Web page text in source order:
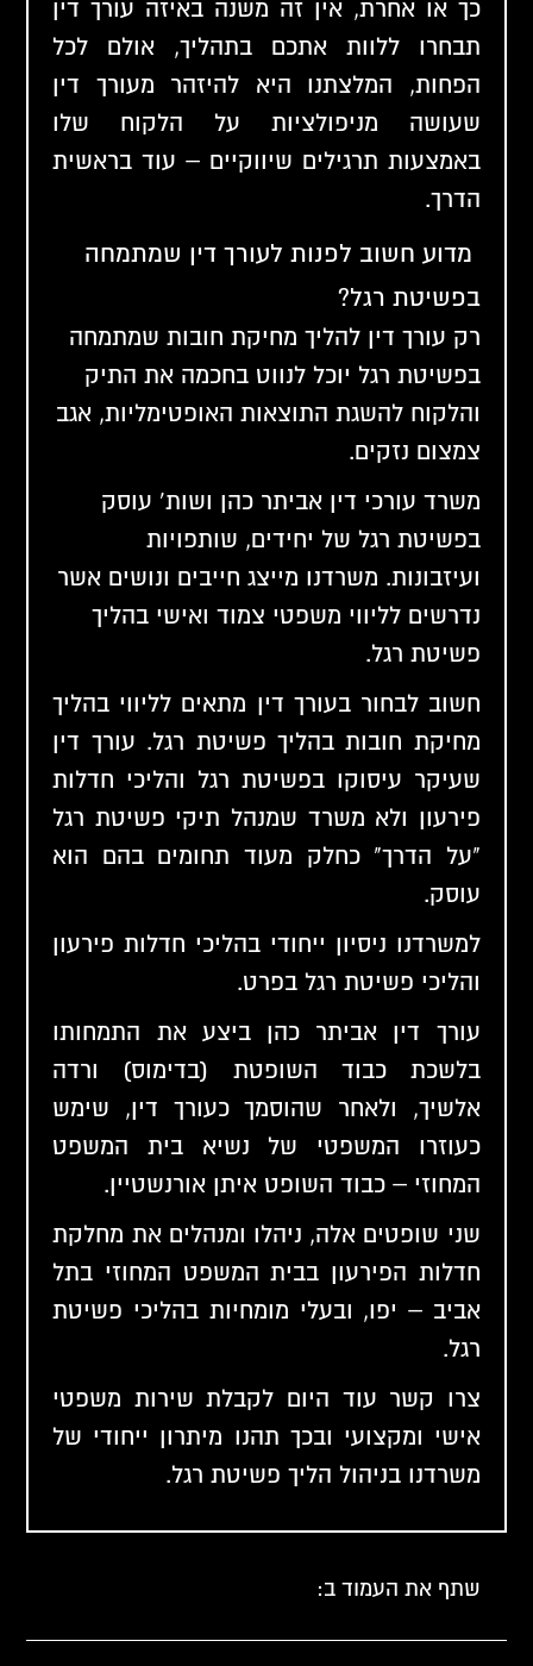
כך או אחרת, אין זה משנה באיזה עורך דין
תבחרו ללוות אתכם בתהליך, אולם לכל
הפחות, המלצתנו היא להיזהר מעורך דין
שעושה מניפולציות על הלקוח שלו
באמצעות תרגילים שיווקיים – עוד בראשית
הדרך.
מדוע חשוב לפנות לעורך דין שמתמחה
בפשיטת רגל?
רק עורך דין להליך מחיקת חובות שמתמחה
בפשיטת רגל יוכל לנווט בחכמה את התיק
והלקוח להשגת התוצאות האופטימליות, אגב
צמצום נזקים.
משרד עורכי דין אביתר כהן ושות' עוסק
בפשיטת רגל של יחידים, שותפויות
ועיזבונות. משרדנו מייצג חייבים ונושים אשר
נדרשים לליווי משפטי צמוד ואישי בהליך
פשיטת רגל.
חשוב לבחור בעורך דין מתאים לליווי בהליך
מחיקת חובות בהליך פשיטת רגל. עורך דין
שעיקר עיסוקו בפשיטת רגל והליכי חדלות
פירעון ולא משרד שמנהל תיקי פשיטת רגל
"על הדרך" כחלק מעוד תחומים בהם הוא
עוסק.
למשרדנו ניסיון ייחודי בהליכי חדלות פירעון
והליכי פשיטת רגל בפרט.
עורך דין אביתר כהן ביצע את התמחותו
בלשכת כבוד השופטת (בדימוס) ורדה
אלשיך, ולאחר שהוסמך כעורך דין, שימש
כעוזרו המשפטי של נשיא בית המשפט
המחוזי – כבוד השופט איתן אורנשטיין.
שני שופטים אלה, ניהלו ומנהלים את מחלקת
חדלות הפירעון בבית המשפט המחוזי בתל
אביב – יפו, ובעלי מומחיות בהליכי פשיטת
רגל.
צרו קשר עוד היום לקבלת שירות משפטי
אישי ומקצועי ובכך תהנו מיתרון ייחודי של
משרדנו בניהול הליך פשיטת רגל.
שתף את העמוד ב: